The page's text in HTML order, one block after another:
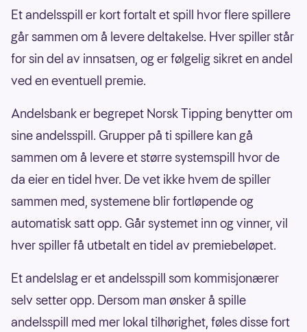
Et andelsspill er kort fortalt et spill hvor flere spillere
går sammen om å levere deltakelse. Hver spiller står
for sin del av innsatsen, og er følgelig sikret en andel
ved en eventuell premie.
Andelsbank er begrepet Norsk Tipping benytter om
sine andelsspill. Grupper på ti spillere kan gå
sammen om å levere et større systemspill hvor de
da eier en tidel hver. De vet ikke hvem de spiller
sammen med, systemene blir fortløpende og
automatisk satt opp. Går systemet inn og vinner, vil
hver spiller få utbetalt en tidel av premiebeløpet.
Et andelslag er et andelsspill som kommisjonærer
selv setter opp. Dersom man ønsker å spille
andelsspill med mer lokal tilhørighet, føles disse fort